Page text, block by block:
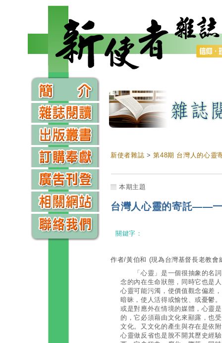
新使者雜誌 >第48期 台灣人的心靈
本期主題
台灣人心靈的寄託——
關鍵字：
作者/黃伯和 (現為台灣基督長老教會
「心靈」是一個很抽象的名詞
念的內在生命狀態，同時它也是
心靈可能污濁，使價值觀念偏差
暗昧，使人活得或愉悅、或憂鬱
或是對應外在情境的媒體，心靈
的，它必須藉由文化來顯露，也
文化。又文化的產生與存在是依
心靈做反省也是脫不開其歷史經